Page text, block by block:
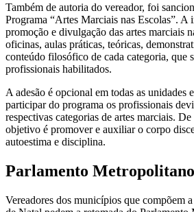
Também de autoria do vereador, foi
Programa “Artes Marciais nas Escolas”. A
promoção e divulgação das artes marciais
oficinas, aulas práticas, teóricas,
conteúdo filosófico de cada categoria, que
profissionais habilitados.
A adesão é opcional em todas as unidades
participar do programa os profissionais
respectivas categorias de artes marciais.
objetivo é promover e auxiliar o corpo
autoestima e disciplina.
Parlamento Metropolitano
Vereadores dos municípios que compõem